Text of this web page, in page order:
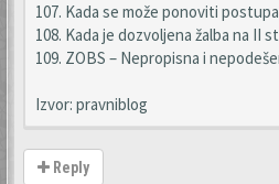
107. Kada se može ponoviti
108. Kada je dozvoljena žalba na II
109. ZOBS – Nepropisna i
Izvor: pravniblog
Reply